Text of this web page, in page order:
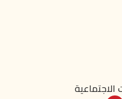
الاجتماعية